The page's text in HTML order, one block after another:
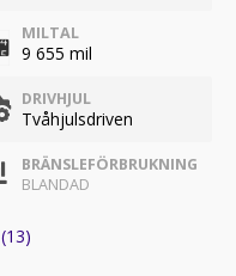
MILTAL
9 655 mil
DRIVHJUL
Tvåhjulsdriven
BRÄNSLEFÖRBRUKNING
BLANDAD
(13)